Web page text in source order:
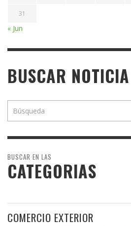
31
« Jun
BUSCAR NOTICIA
BUSCAR EN LAS
CATEGORIAS
COMERCIO EXTERIOR